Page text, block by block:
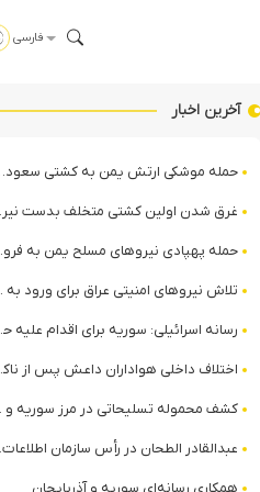
فارسی
آخرین اخبار
حمله موشکی ارتش یمن به کشتی سعودی در شمال دریای سرخ
غرق شدن اولین کشتی متخلف بدست نیروی دریایی ارتش یمن
حمله پهپادی نیروهای مسلح یمن به فرودگاه نجران
تلاش نیروهای امنیتی عراق برای ورود به مقر مقاومت در حومه بغداد
رسانه اسرائیلی: سوریه برای اقدام علیه حزب‌الله در لبنان آماده می‌شود!
اختلاف داخلی هواداران داعش پس از ناکامی عملیات انغماسی داعش در رقه
کشف محموله تسلیحاتی در مرز سوریه و عراق توسط نیروهای الجولانی
عبدالقادر الطحان در رأس سازمان اطلاعات سوریه؛ گمانه‌زنی‌ها درباره اختلافات در ساختار امنیتی
همکاری رسانه‌ای سوریه و آذربایجان